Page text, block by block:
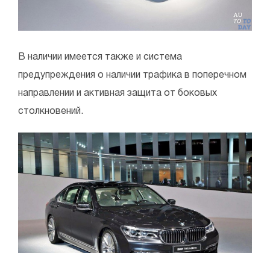
В наличии имеется также и система
предупреждения о наличии трафика в поперечном
направлении и активная защита от боковых
столкновений.